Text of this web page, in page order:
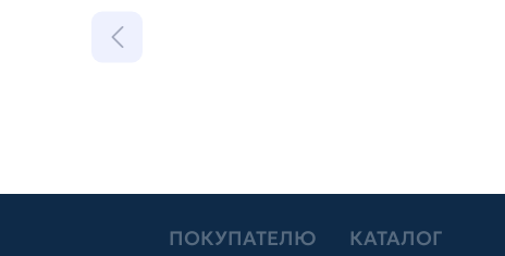
ПОКУПАТЕЛЮ КАТАЛОГ